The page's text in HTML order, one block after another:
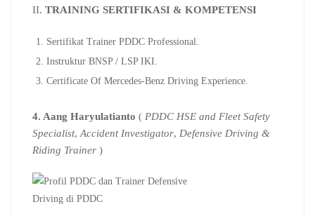
II. TRAINING SERTIFIKASI & KOMPETENSI
Sertifikat Trainer PDDC Professional.
Instruktur BNSP / LSP IKI.
Certificate Of Mercedes-Benz Driving Experience.
4. Aang Haryulatianto ( PDDC HSE and Fleet Safety
Specialist, Accident Investigator, Defensive Driving &
Riding Trainer )